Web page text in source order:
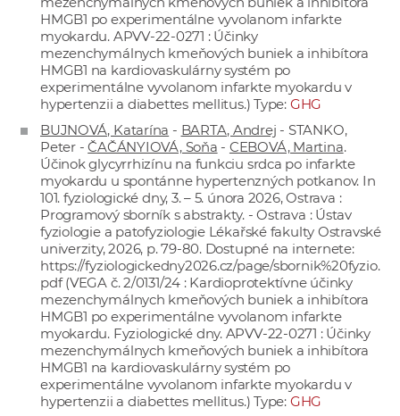
HMGB1 po experimentálne vyvolanom infarkte
myokardu. APVV-22-0271 : Účinky
mezenchymálnych kmeňových buniek a inhibítora
HMGB1 na kardiovaskulárny systém po
experimentálne vyvolanom infarkte myokardu v
hypertenzii a diabettes mellitus.) Type: GHG
BUJNOVÁ, Katarína - BARTA, Andrej - STANKO,
Peter -ČAČÁNYIOVÁ, Soňa - CEBOVÁ, Martina.
Účinok glycyrrhizínu na funkciu srdca po infarkte
myokardu u spontánne hypertenzných potkanov. In
101. fyziologické dny, 3. – 5. února 2026, Ostrava :
Programový sborník s abstrakty. - Ostrava : Ústav
fyziologie a patofyziologie Lékařské fakulty Ostravské
univerzity, 2026, p. 79-80. Dostupné na internete:
https://fyziologickedny2026.cz/page/sbornik%20fyzio.
pdf(VEGA č. 2/0131/24 : Kardioprotektívne účinky
mezenchymálnych kmeňových buniek a inhibítora
HMGB1 po experimentálne vyvolanom infarkte
myokardu. Fyziologické dny. APVV-22-0271 : Účinky
mezenchymálnych kmeňových buniek a inhibítora
HMGB1 na kardiovaskulárny systém po
experimentálne vyvolanom infarkte myokardu v
hypertenzii a diabettes mellitus.) Type: GHG